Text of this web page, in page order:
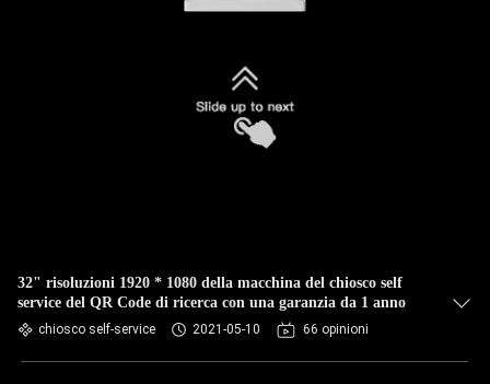
32" risoluzioni 1920 * 1080 della macchina del chiosco self
service del QR Code di ricerca con una garanzia da 1 anno
chiosco self-service 2021-05-10 66 opinioni